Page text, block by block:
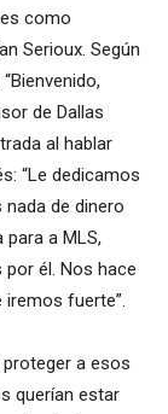
como
Serioux. Según
de Dallas
al hablar
“Le dedicamos
de dinero
a MLS,
él. Nos hace
fuerte”.
a esos
querían estar